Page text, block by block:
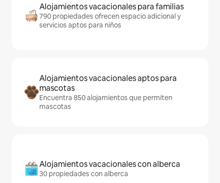
Alojamientos vacacionales para familias
790 propiedades ofrecen espacio adicional y
servicios aptos para niños
Alojamientos vacacionales aptos para
mascotas
Encuentra 850 alojamientos que permiten
mascotas
Alojamientos vacacionales con alberca
30 propiedades con alberca